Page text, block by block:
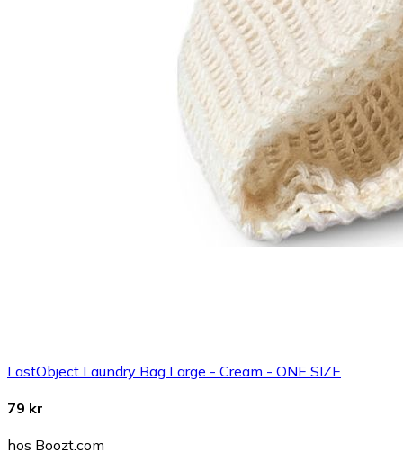
LastObject Laundry Bag Large - Cream - ONE SIZE
79 kr
hos Boozt.com